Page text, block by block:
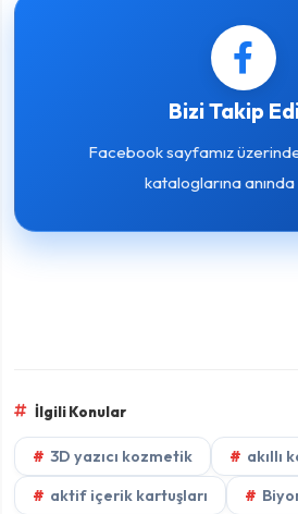
Bizi Takip
Facebook sayfamız
kataloglarına anında
İlgili Konular
3D yazıcı kozmetik
akıllı
aktif içerik kartuşları